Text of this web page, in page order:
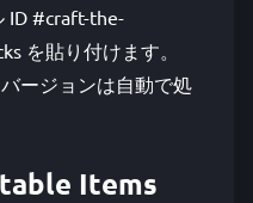
ID #craft-the-
を貼り付けます。
ージョンは自動で処
Items